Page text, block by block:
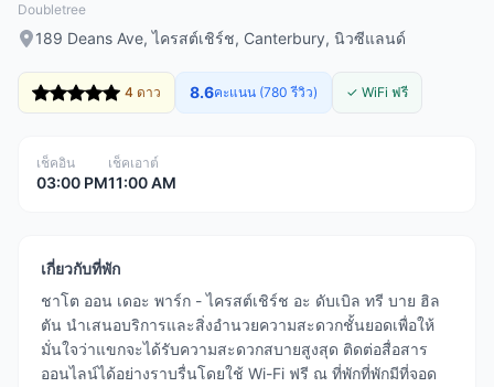
Doubletree
189 Deans Ave, ไครสต์เชิร์ช, Canterbury, นิวซีแลนด์
4 ดาว 8.6คะแนน (780 รีวิว) ✓ WiFi ฟรี
เช็คอิน
03:00 PM
เช็คเอาต์
11:00 AM
เกี่ยวกับที่พัก
ชาโต ออน เดอะ พาร์ก - ไครสต์เชิร์ช อะ ดับเบิล ทรี บาย ฮิล
ตัน นำเสนอบริการและสิ่งอำนวยความสะดวกชั้นยอดเพื่อให้
มั่นใจว่าแขกจะได้รับความสะดวกสบายสูงสุด ติดต่อสื่อสาร
ออนไลน์ได้อย่างราบรื่นโดยใช้ Wi-Fi ฟรี ณ ที่พักที่พักมีที่จอด